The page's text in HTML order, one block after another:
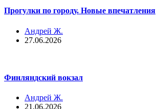
Прогулки по городу. Новые впечатления
Андрей Ж.
27.06.2026
Финляндский вокзал
Андрей Ж.
21.06.2026